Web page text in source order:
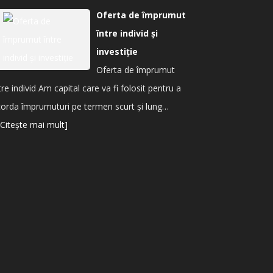
Oferta de împrumut
între individ și
investiție
Oferta de împrumut
individ Am capital care va fi folosit pentru a
împrumuturi pe termen scurt și lung…
mai mult]